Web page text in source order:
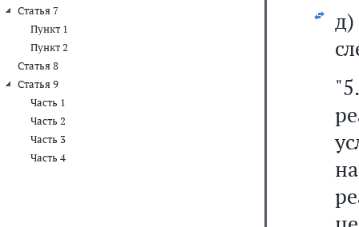
Статья 7
Пункт 1
Пункт 2
Статья 8
Статья 9
Часть 1
Часть 2
Часть 3
Часть 4